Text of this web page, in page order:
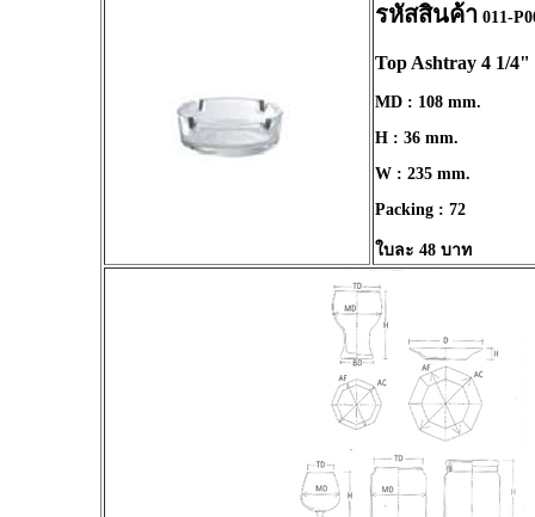
รหัสสินค้า 011-
Top Ashtray 4 1/4"
MD : 108 mm.
H : 36 mm.
W : 235 mm.
Packing : 72
ใบละ 48 บาท